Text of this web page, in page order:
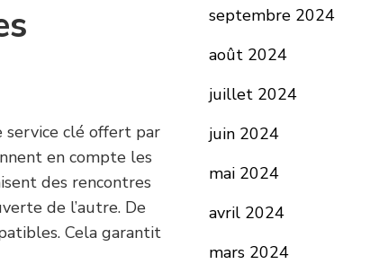
service clé offert par
en compte les
des rencontres
de l’autre. De
Cela garantit
septembre 2024
août 2024
juillet 2024
juin 2024
mai 2024
avril 2024
mars 2024